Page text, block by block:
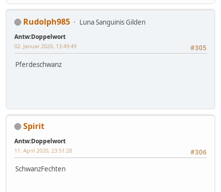
Rudolph985 Luna Sanguinis Gilden
Antw:Doppelwort
#305
02. Januar 2020, 13:49:49
Pferdeschwanz
Spirit
Antw:Doppelwort
#306
11. April 2020, 23:51:28
SchwanzFechten